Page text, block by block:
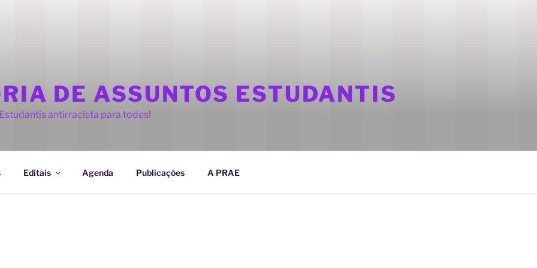
DE ASSUNTOS ESTUDANTIS
antirracista para todes!
Editais Agenda Publicações A PRAE